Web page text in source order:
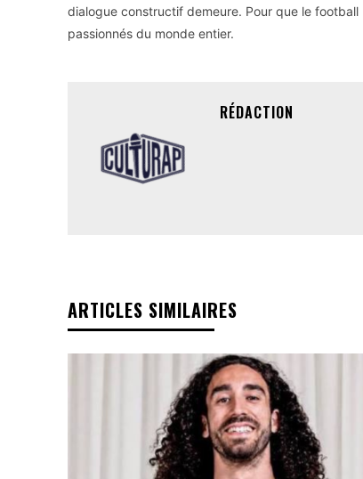
dialogue constructif demeure. Pour que le
passionnés du monde entier.
RÉDACTION
ARTICLES SIMILAIRES